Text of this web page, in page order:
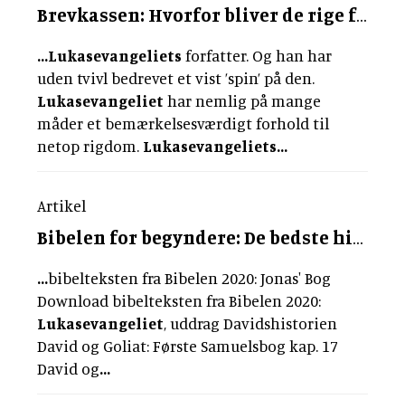
Brevkassen: Hvorfor bliver de rige først budt til festmåltid?
...Lukasevangeliets forfatter. Og han har
uden tvivl bedrevet et vist ’spin’ på den.
Lukasevangeliet har nemlig på mange
måder et bemærkelsesværdigt forhold til
netop rigdom. Lukasevangeliets...
Artikel
Bibelen for begyndere: De bedste historier
...bibelteksten fra Bibelen 2020: Jonas' Bog
Download bibelteksten fra Bibelen 2020:
Lukasevangeliet, uddrag Davidshistorien
David og Goliat: Første Samuelsbog kap. 17
David og...